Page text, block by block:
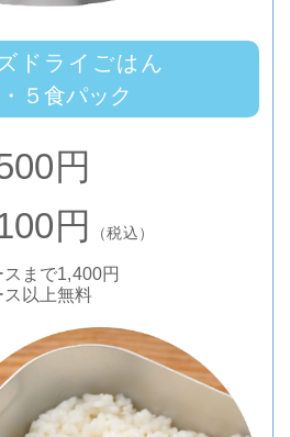
ドライごはん
５食パック
円
円 （税込）
まで1,400円
ス以上無料